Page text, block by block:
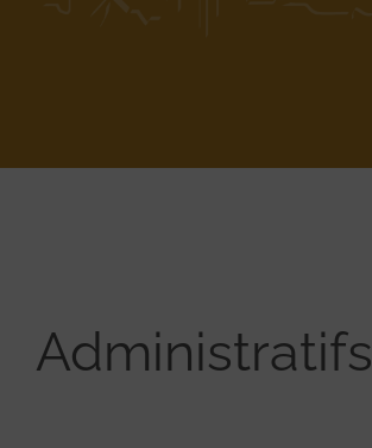
Administratifs